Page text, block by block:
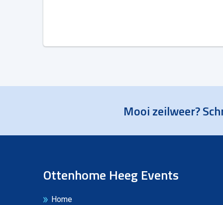
Mooi zeilweer?
Ottenhome Heeg Events
Home